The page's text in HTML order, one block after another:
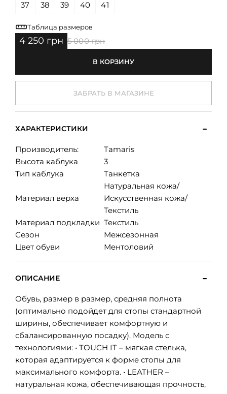
37 38 39 40 41
Таблица размеров
4 250 грн 5 000 грн
В КОРЗИНУ
ЗАБРАТЬ В МАГАЗИНЕ
ХАРАКТЕРИСТИКИ
Производитель:
Tamaris
Высота каблука
3
Тип каблука
Танкетка
Материал верха
Натуральная кожа/
Искусственная кожа/
Текстиль
Материал подкладки Текстиль
Сезон
Межсезонная
Цвет обуви
Ментоловий
ОПИСАНИЕ
Обувь, размер в размер, средняя полнота
(оптимально подойдет для стопы стандартной
ширины, обеспечивает комфортную и
сбалансированную посадку). Модель с
технологиями: • TOUCH IT – мягкая стелька,
которая адаптируется к форме стопы для
максимального комфорта. • LEATHER –
натуральная кожа, обеспечивающая прочность,